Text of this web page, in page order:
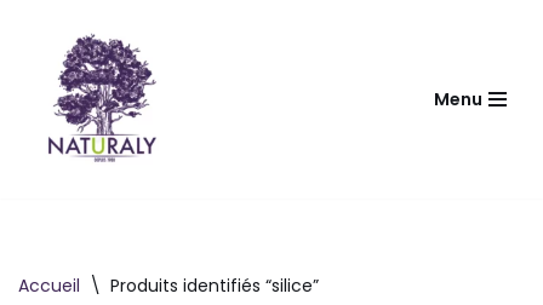
contenu
Menu
Accueil \ Produits identifiés “silice”